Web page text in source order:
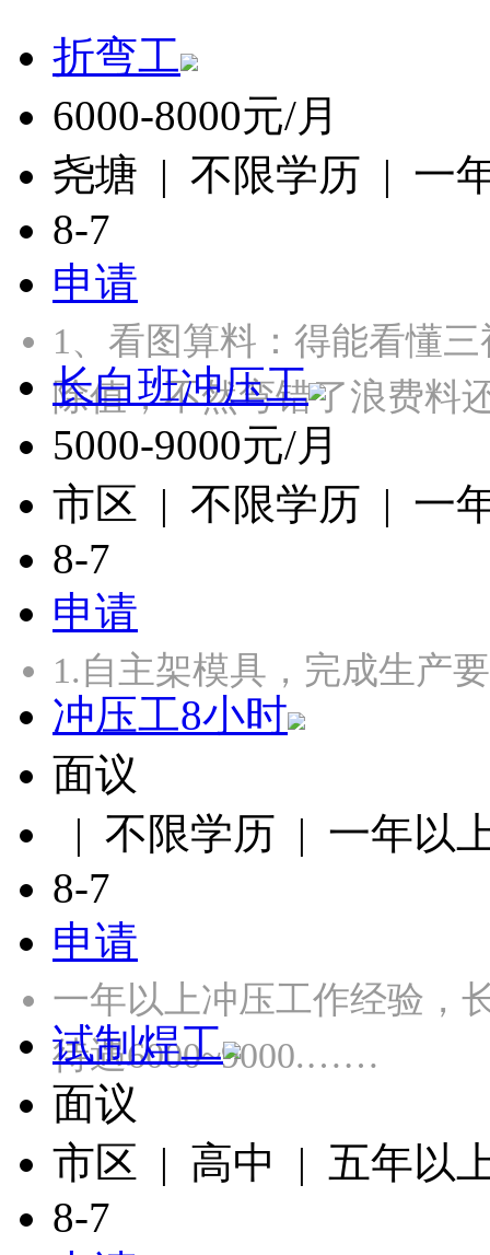
折弯工
6000-8000元/月
尧塘 | 不限学历 | 一
8-7
申请
1、‌看图算料‌：得能看懂
除值，不然弯错了浪费
长白班冲压工
5000-9000元/月
市区 | 不限学历 | 一
8-7
申请
1.自主架模具，完成生产
冲压工8小时
面议
| 不限学历 | 一年以
8-7
申请
一年以上冲压工作经验，
待遇6000~9000.……
试制焊工
面议
市区 | 高中 | 五年以
8-7